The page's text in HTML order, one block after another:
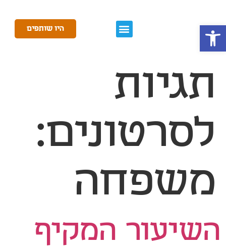
פתח סרגל נגישות היו שותפים
תגיות
לסרטונים:
משפחה
השיעור המקיף